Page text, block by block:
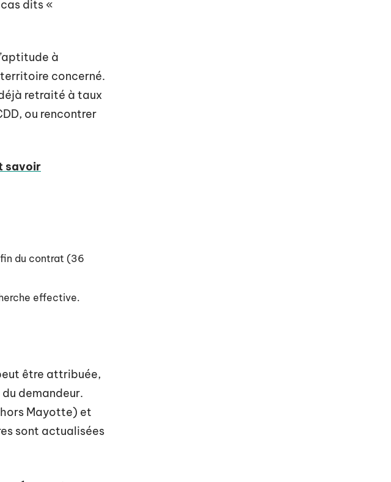
dits «
à
territoire concerné.
retraité à taux
ou rencontrer
savoir
du contrat (36
effective.
être attribuée,
demandeur.
Mayotte) et
sont actualisées